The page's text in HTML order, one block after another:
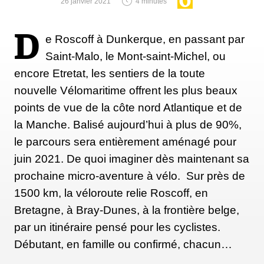
course qui existera encore
dans 100 ans »
La direction d’ASO semble effectivement
comprendre la nécessité de créer une épreuve
féminine gérée avec le même sérieux que la course
masculine, et d’en assurer la même longévité. Le
Tour de France masculin est de loin l’événement le
plus important et le plus lucratif du cyclisme
professionnel. Ses 108 ans d’histoire et sa place
dans la culture française ont contribué à faire
progresser le cyclisme de compétition dans le
monde entier. Chaque année, les millions d’euros
D e Roscoff à Dunkerque, en passant par
Saint-Malo, le Mont-saint-Michel, ou
encore Etretat, les sentiers de la toute
nouvelle Vélomaritime offrent les plus beaux
points de vue de la côte nord Atlantique et de
la Manche. Balisé aujourd’hui à plus de 90%,
le parcours sera entièrement aménagé pour
juin 2021. De quoi imaginer dès maintenant sa
prochaine micro-aventure à vélo. Sur près de
1500 km, la véloroute relie Roscoff, en
Bretagne, à Bray-Dunes, à la frontière belge,
par un itinéraire pensé pour les cyclistes.
Débutant, en famille ou confirmé, chacun…